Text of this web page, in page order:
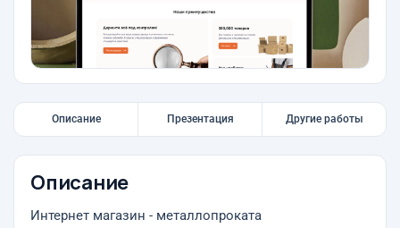
Описание Презентация Другие работы
Описание
Интернет магазин - металлопроката